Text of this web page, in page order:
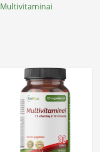
Multivitaminai